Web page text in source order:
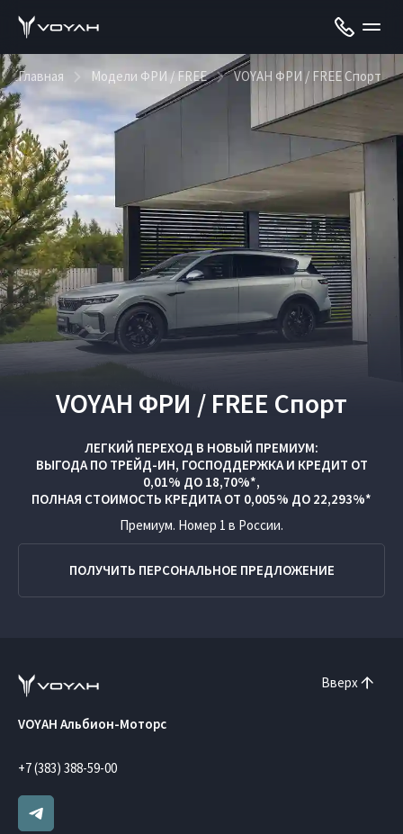
Главная Модели ФРИ / FREE VOYAH ФРИ / FREE Спорт
VOYAH ФРИ / FREE Спорт
ЛЕГКИЙ ПЕРЕХОД В НОВЫЙ ПРЕМИУМ:
ВЫГОДА ПО ТРЕЙД-ИН, ГОСПОДДЕРЖКАИ КРЕДИТ ОТ
0,01% ДО 18,70%*,
ПОЛНАЯ СТОИМОСТЬ КРЕДИТА ОТ 0,005% ДО 22,293%*
Премиум. Номер 1 в России.
ПОЛУЧИТЬ ПЕРСОНАЛЬНОЕ ПРЕДЛОЖЕНИЕ
Вверх
VOYAH Альбион-Моторс
+7 (383) 388-59-00